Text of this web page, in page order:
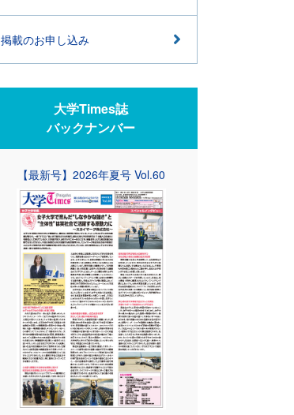
掲載のお申し込み
大学Times誌
バックナンバー
【最新号】2026年夏号 Vol.60